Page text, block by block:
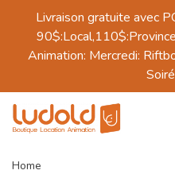
Livraison gratuite avec
Animation: Mercredi:
Home